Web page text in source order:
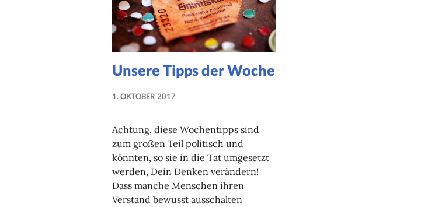
Unsere Tipps der Woche
1. OKTOBER 2017
Achtung, diese Wochentipps sind
zum großen Teil politisch und
könnten, so sie in die Tat umgesetzt
werden, Dein Denken verändern!
Dass manche Menschen ihren
Verstand bewusst ausschalten